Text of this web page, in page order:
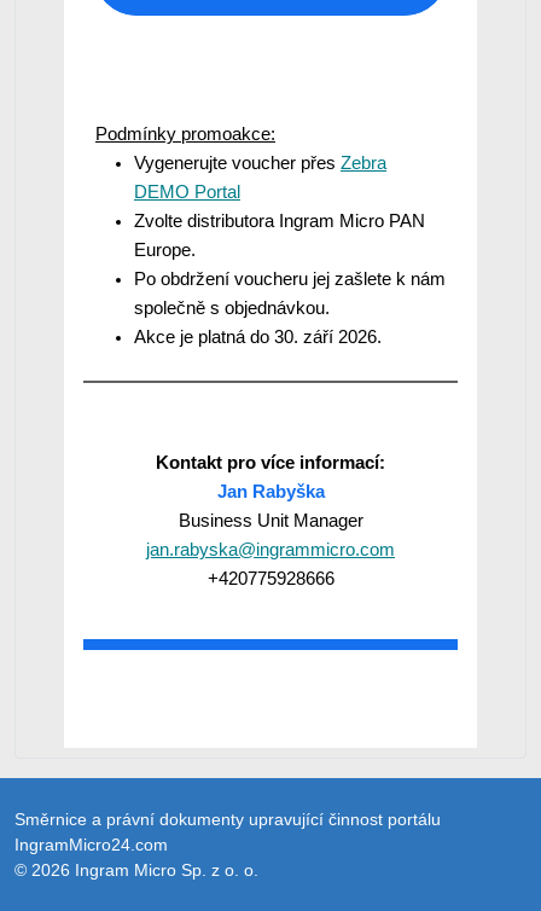
Podmínky promoakce:
Vygenerujte voucher přes Zebra
DEMO Portal
Zvolte distributora Ingram Micro PAN
Europe.
Po obdržení voucheru jej zašlete k nám
společně s objednávkou.
Akce je platná do 30. září 2026.
Kontakt pro více informací:
Jan Rabyška
Business Unit Manager
jan.rabyska@ingrammicro.com
+420775928666
Směrnice a právní dokumenty upravující činnost portálu
IngramMicro24.com
© 2026 Ingram Micro Sp. z o. o.